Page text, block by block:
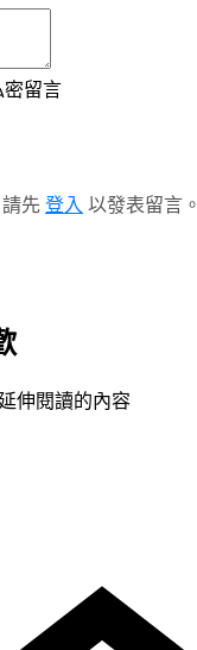
密留言
請先 登入 以發表留言。
伸閱讀的內容